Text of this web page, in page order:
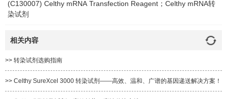
(C130007) Celthy mRNA Transfection Reagent；Celthy mRNA转
染试剂
相关内容
>> 转染试剂选购指南
>> Celthy SureXcel 3000 转染试剂——高效、温和、广谱的基因递送解决方案！